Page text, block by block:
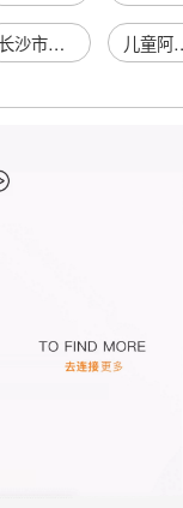
长沙市望城区金来塑胶用品有限公司 儿童